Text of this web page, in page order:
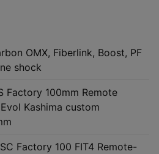
OMX, Fiberlink, Boost, PF
shock
Factory 100mm Remote
Kashima custom
Factory 100 FIT4 Remote-